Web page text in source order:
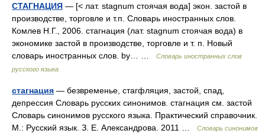
СТАГНАЦИЯ — [< лат. stagnum стоячая вода] экон. застой в
производстве, торговле и т.п. Словарь иностранных слов.
Комлев Н.Г., 2006. стагнация (лат. stagnum стоячая вода) в
экономике застой в производстве, торговле и т. п. Новый
словарь иностранных слов. by… …
Словарь иностранных слов
русского языка
стагнация — безвременье, стагфляция, застой, спад,
депрессия Словарь русских синонимов. стагнация см. застой
Словарь синонимов русского языка. Практический справочник.
М.: Русский язык. З. Е. Александрова. 2011 …
Словарь синонимов